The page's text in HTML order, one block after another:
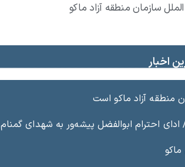
سازمان منطقه آزاد ماکو
اخبار
منطقه آزاد ماکو است
احترام ابوالفضل پیشه‌ور به شهدای گمنام